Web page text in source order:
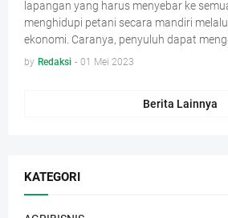
lapangan yang harus menyebar ke
menghidupi petani secara mandiri
ekonomi. Caranya, penyuluh dapat
by Redaksi - 01 Mei 2023
Berita Lainnya
KATEGORI